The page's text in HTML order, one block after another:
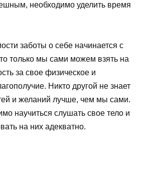
необходимо уделить время
заботы о себе начинается с
только мы сами можем взять на
за свое физическое и
Никто другой не знает
и желаний лучше, чем мы сами.
научиться слушать свое тело и
на них адекватно.